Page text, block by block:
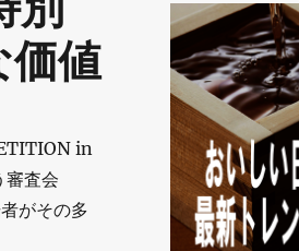
値
in
審査会
がその多